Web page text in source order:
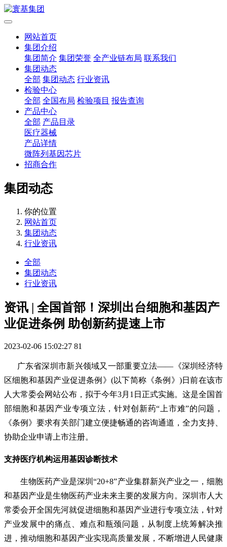
网站首页
集团介绍
集团简介 集团荣誉 全产业链布局 联系我们
集团动态
全部 集团动态 行业资讯
检验中心
全部 全国布局 检验项目 报告查询
产品中心
全部 产品目录
医疗器械
产品详情
微阵列基因芯片
招商合作
集团动态
你的位置
网站首页
集团动态
行业资讯
全部
集团动态
行业资讯
资讯 | 全国首部！深圳出台细胞和基因产
业促进条例 助创新药提速上市
2023-02-06 15:02:27 81
广东省深圳市新兴领域又一部重要立法——《深圳经济特
区细胞和基因产业促进条例》(以下简称《条例》)日前在该市
人大常委会网站公布，拟于今年3月1日正式实施。这是全国首
部细胞和基因产业专项立法，针对创新药“上市难”的问题，
《条例》要求有关部门建立便捷畅通的咨询通道，全力支持、
协助企业申请上市注册。
支持医疗机构运用基因诊断技术
生物医药产业是深圳“20+8”产业集群新兴产业之一，细胞
和基因产业是生物医药产业未来主要的发展方向。深圳市人大
常委会开全国先河就促进细胞和基因产业进行专项立法，针对
产业发展中的痛点、难点和瓶颈问题，从制度上统筹解决推
进，推动细胞和基因产业实现高质量发展，不断增进人民健康